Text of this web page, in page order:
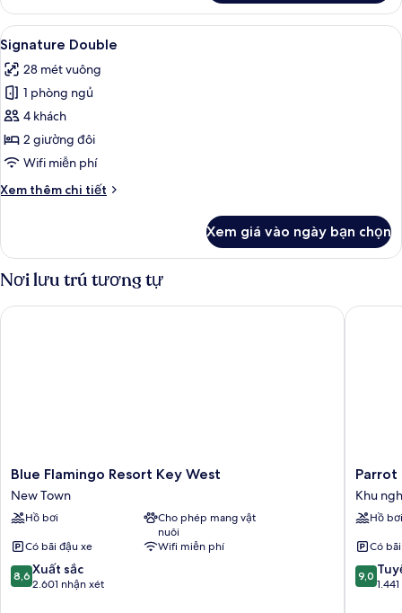
Signature
King
Xem
tất
cả
ảnh
Signature
Double
Bộ đồ giường cao cấp, chăn bông,
5
Signature Double
28 mét vuông
1 phòng ngủ
4 khách
2 giường đôi
Wifi miễn phí
Xem thêm chi tiết
Chi
Signature
Double
Xem giá vào ngày bạn chọn
Nơi lưu trú tương tự
Blue
Flamingo
Resort
Key
New
Town
Blue Flamingo Resort Key West
New Town
Hồ bơi
Cho phép mang vật
nuôi
Có bãi đậu xe
Wifi miễn phí
8.6
trên
8,6 Xuất sắc
2.601 nhận xét
Blue Flamingo Resort Key West
Parrot
Key
Hotel
&
Khu
nghỉ
dưỡng
Parrot
Khu
Hồ bơi
Có
9.0
trên
9,0
Parrot